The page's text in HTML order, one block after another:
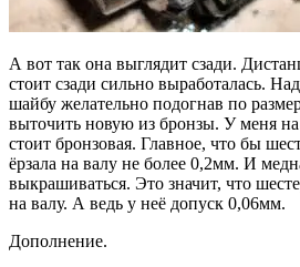
А вот так она выглядит сзади.
стоит сзади сильно выработалась.
шайбу желательно подогнав по
выточить новую из бронзы. У меня на
стоит бронзовая. Главное, что бы
ёрзала на валу не более 0,2мм. И
выкрашиваться. Это значит, что
на валу. А ведь у неё допуск 0,06мм.
Дополнение.